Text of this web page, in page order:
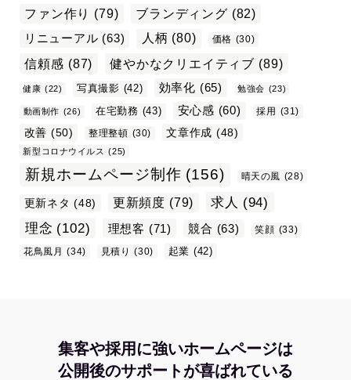
ファン作り (79) ブランディング (82)
リニューアル (63) 人柄 (80) 価格 (30)
信頼感 (87) 健やかなクリエイティブ (89)
健康 (22) 写真撮影 (42) 効率化 (65) 勉強会 (23)
動画制作 (26) 在宅勤務 (43) 安心感 (60) 採用 (31)
改善 (50) 整理整頓 (30) 文章作成 (48)
新型コロナウイルス (25)
新規ホームページ制作 (156) 晴天の風 (28)
更新ネタ (48) 更新頻度 (79) 求人 (94)
理念 (102) 理想客 (71) 競合 (63) 笑顔 (33)
花鳥風月 (34) 見積り (30) 起業 (42)
集客や採用に強いホームページは
公開後のサポートが喜ばれている